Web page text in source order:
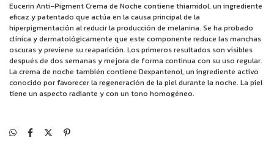
Eucerin Anti-Pigment Crema de Noche contiene thiamidol, un ingrediente
eficaz y patentado que actúa en la causa principal de la
hiperpigmentación al reducir la producción de melanina. Se ha probado
clínica y dermatológicamente que este componente reduce las manchas
oscuras y previene su reaparición. Los primeros resultados son visibles
después de dos semanas y mejora de forma continua con su uso regular.
La crema de noche también contiene Dexpantenol, un ingrediente activo
conocido por favorecer la regeneración de la piel durante la noche. La piel
tiene un aspecto radiante y con un tono homogéneo.